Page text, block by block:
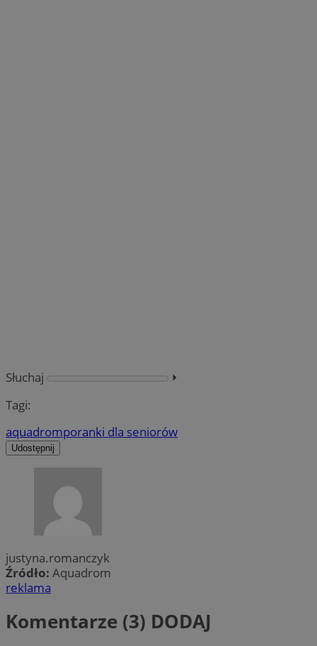
Słuchaj
⏵︎
Tagi:
aquadromporanki dla seniorów
Udostępnij
justyna.romanczyk
Źródło: Aquadrom
reklama
Komentarze (3) DODAJ